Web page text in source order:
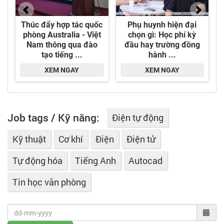
theo tiêu chuẩn công nghiệp cao nhất, với hệ
thống quản lý chất lượng đạt chuẩn ISO
9001:2015.
Job tags / Kỹ năng:
Điện tự động
Kỹ thuật
Cơ khí Điện
Điện tử
Tự động hóa
Tiếng Anh
Autocad
Tin học văn phòng